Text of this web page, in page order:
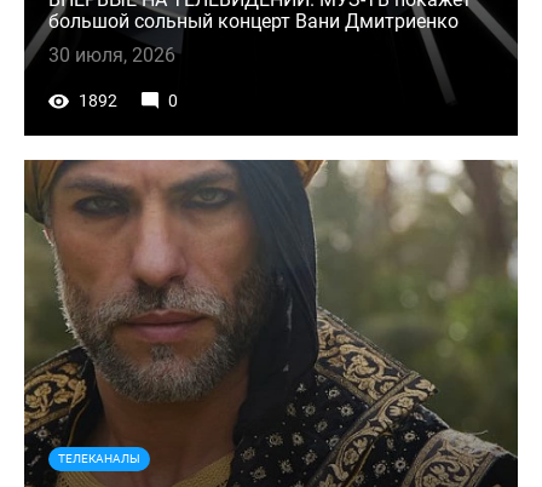
большой сольный концерт Вани Дмитриенко
30 июля, 2026
1892 0
ТЕЛЕКАНАЛЫ